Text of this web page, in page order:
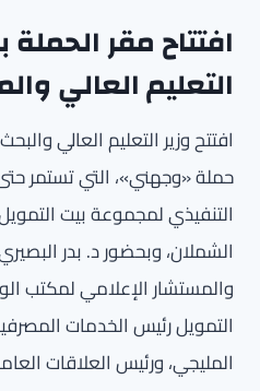
افتتاح مقر الحملة
التعليم العالي
افتتح وزير التعليم العالي
الشملان، وبحضور د. بدر
والمستشار الإعلامي لمكتب
التمويل رئيس الخدمات
المليجي، ورئيس العلاقات